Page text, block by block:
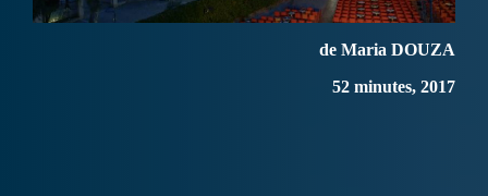
de Maria DOUZA
52 minutes, 2017